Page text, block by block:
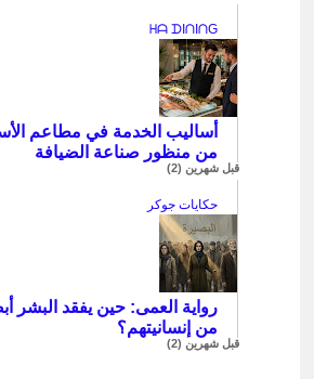
ᕼᗩ ᗪIᑎIᑎG
أساليب الخدمة في مطاعم
من منظور صناعة الضيافة
قبل شهرين (2)
حكايات جوكر
رواية العمى: حين يفقد البشر
من إنسانيتهم؟
قبل شهرين (2)